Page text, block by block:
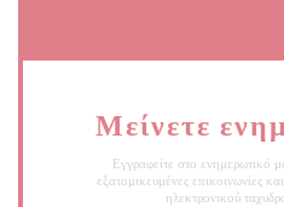
Μείνετε
Εγγραφείτε στο ενημερωτικό
εξατομικευμένες επικοινωνίες
ηλεκτρονικού